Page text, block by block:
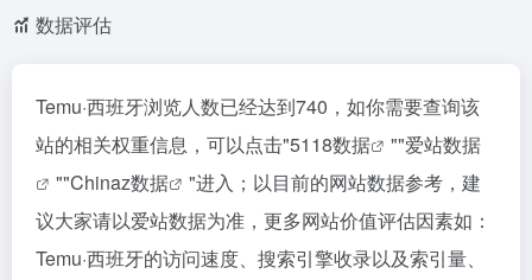
数据评估
Temu·西班牙浏览人数已经达到740，如你需要查询该
站的相关权重信息，可以点击"5118数据 ""爱站数据
""Chinaz数据
"进入；以目前的网站数据参考，建
议大家请以爱站数据为准，更多网站价值评估因素如：
Temu·西班牙的访问速度、搜索引擎收录以及索引量、